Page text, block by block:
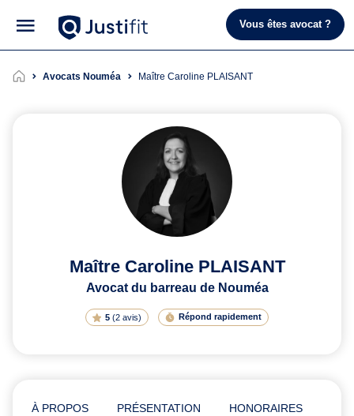
Vous êtes avocat ?
Avocats Nouméa Maître Caroline PLAISANT
Maître Caroline PLAISANT
Avocat du barreau de Nouméa
5(2 avis) Répond rapidement
À PROPOS PRÉSENTATION HONORAIRES